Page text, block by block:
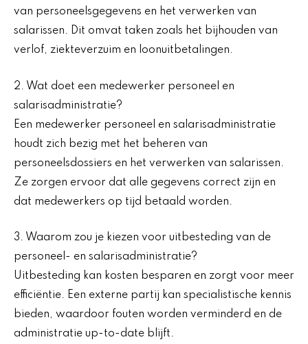
van personeelsgegevens en het verwerken van
salarissen. Dit omvat taken zoals het bijhouden van
verlof, ziekteverzuim en loonuitbetalingen.
2. Wat doet een medewerker personeel en
salarisadministratie?
Een medewerker personeel en salarisadministratie
houdt zich bezig met het beheren van
personeelsdossiers en het verwerken van salarissen.
Ze zorgen ervoor dat alle gegevens correct zijn en
dat medewerkers op tijd betaald worden.
3. Waarom zou je kiezen voor uitbesteding van de
personeel- en salarisadministratie?
Uitbesteding kan kosten besparen en zorgt voor meer
efficiëntie. Een externe partij kan specialistische kennis
bieden, waardoor fouten worden verminderd en de
administratie up-to-date blijft.